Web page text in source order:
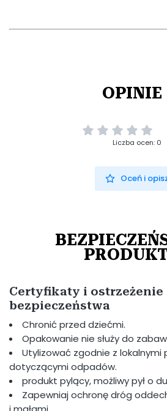
OPINIE
Liczba ocen: 0
Oceń i
Certyfikaty i ostrzeżenie
bezpieczeństwa
Chronić przed dziećmi.
Opakowanie nie służy do
Utylizować zgodnie z lokalnymi
dotyczącymi odpadów.
produkt pylący, możliwy pył o
Zapewniaj ochronę dróg